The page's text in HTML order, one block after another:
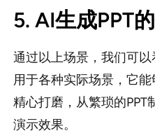
5. AI生成PPT
通过以上场景，我们可
用于各种实际场景，它
精心打磨，从繁琐的PPT
演示效果。